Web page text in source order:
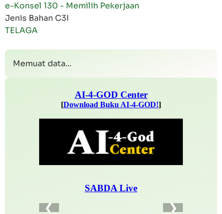
e-Konsel 130 - Memilih Pekerjaan
Jenis Bahan C3I
TELAGA
Memuat data...